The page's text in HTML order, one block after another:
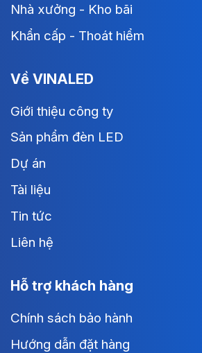
Nhà xưởng - Kho bãi
Khẩn cấp - Thoát hiểm
Về VINALED
Giới thiệu công ty
Sản phẩm đèn LED
Dự án
Tài liệu
Tin tức
Liên hệ
Hỗ trợ khách hàng
Chính sách bảo hành
Hướng dẫn đặt hàng